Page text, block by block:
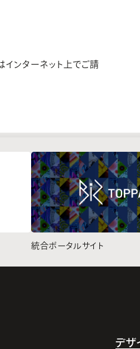
インターネット上でご請
統合ポータルサイト
デザ